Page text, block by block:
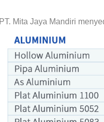
PT. Mita Jaya Mandiri